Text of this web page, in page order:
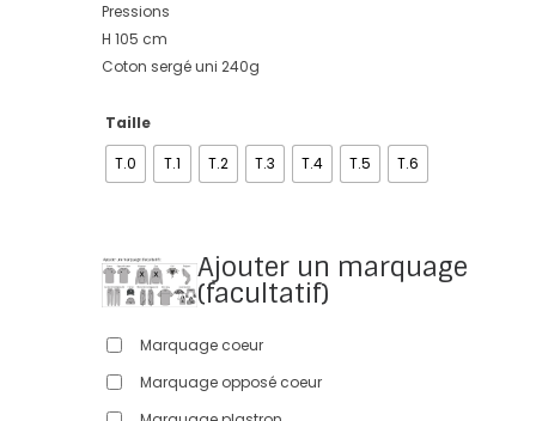
Pressions
H 105 cm
Coton sergé uni 240g
Taille
T.0
T.1 T.2 T.3 T.4 T.5 T.6
Ajouter un marquage
(facultatif)
Marquage coeur
Marquage opposé coeur